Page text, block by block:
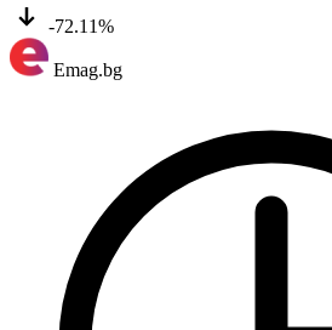
-72.11%
Emag.bg